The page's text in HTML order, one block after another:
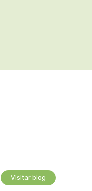
Visitar blog